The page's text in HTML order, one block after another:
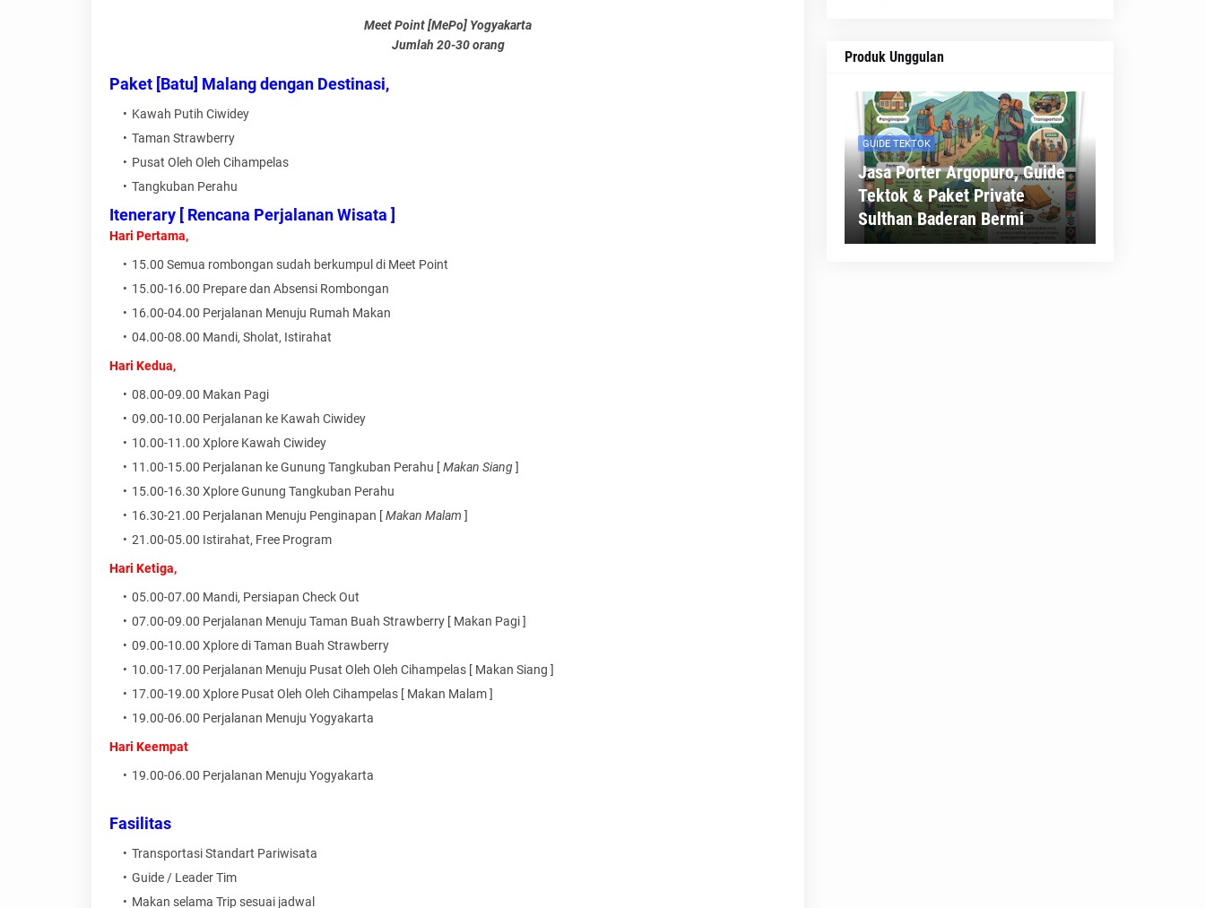
Meet Point [MePo] Yogyakarta
Jumlah 20-30 orang
Paket [Batu] Malang dengan Destinasi,
Kawah Putih Ciwidey
Taman Strawberry
Pusat Oleh Oleh Cihampelas
Tangkuban Perahu
Itenerary [ Rencana Perjalanan Wisata ]
Hari Pertama,
15.00 Semua rombongan sudah berkumpul di Meet Point
15.00-16.00 Prepare dan Absensi Rombongan
16.00-04.00 Perjalanan Menuju Rumah Makan
04.00-08.00 Mandi, Sholat, Istirahat
Hari Kedua,
08.00-09.00 Makan Pagi
09.00-10.00 Perjalanan ke Kawah Ciwidey
10.00-11.00 Xplore Kawah Ciwidey
11.00-15.00 Perjalanan ke Gunung Tangkuban Perahu [Makan Siang]
15.00-16.30 Xplore Gunung Tangkuban Perahu
16.30-21.00 Perjalanan Menuju Penginapan [Makan Malam ]
21.00-05.00 Istirahat, Free Program
Hari Ketiga,
05.00-07.00 Mandi, Persiapan Check Out
07.00-09.00 Perjalanan Menuju Taman Buah Strawberry [ Makan Pagi ]
09.00-10.00 Xplore di Taman Buah Strawberry
10.00-17.00 Perjalanan Menuju Pusat Oleh Oleh Cihampelas [ Makan Siang ]
17.00-19.00 Xplore Pusat Oleh Oleh Cihampelas [ Makan Malam ]
19.00-06.00 Perjalanan Menuju Yogyakarta
Hari Keempat
19.00-06.00 Perjalanan Menuju Yogyakarta
Fasilitas
Transportasi Standart Pariwisata
Guide / Leader Tim
Makan selama Trip sesuai jadwal
Produk Unggulan
GUIDE TEKTOK
Jasa Porter Argopuro, Guide
Tektok & Paket Private
Sulthan Baderan Bermi